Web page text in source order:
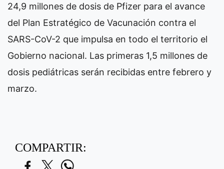
24,9 millones de dosis de Pfizer para el avance
del Plan Estratégico de Vacunación contra el
SARS-CoV-2 que impulsa en todo el territorio el
Gobierno nacional. Las primeras 1,5 millones de
dosis pediátricas serán recibidas entre febrero y
marzo.
COMPARTIR: